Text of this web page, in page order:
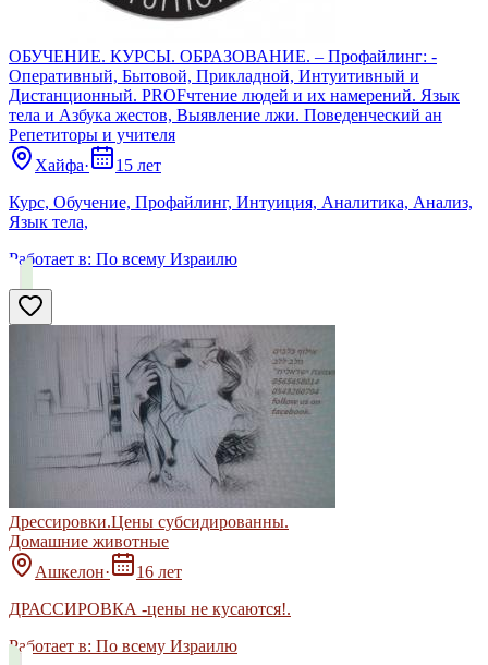
ОБУЧЕНИЕ. КУРСЫ. ОБРАЗОВАНИЕ. – Профайлинг: -
Оперативный, Бытовой, Прикладной, Интуитивный и
Дистанционный. PROFчтение людей и их намерений. Язык
тела и Азбука жестов, Выявление лжи. Поведенческий ан
Репетиторы и учителя
Хайфа·
15 лет
Курс, Обучение, Профайлинг, Интуиция, Аналитика, Анализ,
Язык тела,
Работает в: По всему Израилю
Дрессировки.Цены субсидированны.
Домашние животные
Ашкелон·
16 лет
ДРАССИРОВКА -цены не кусаются!.
Работает в: По всему Израилю